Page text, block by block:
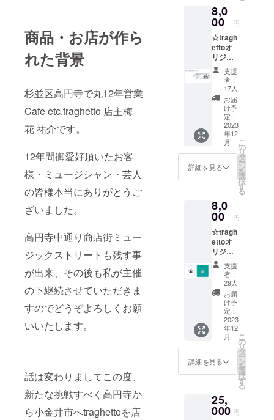
商品・お店が作ら
れた背景
杉並区高円寺で丸12年営業
Cafe etc.traghetto 店主梅
花 祐介です。
12年間御愛好頂いたお客
様・ミュージシャン・芸人
の皆様本当にありがとうご
ざいました。
高円寺中通り商店街ミュー
ジックストリートも残す事
が出来、その後も私が主催
の下継続させていただきま
すのでどうぞよろしくお願
いいたします。
話は変わりましてこの度、
新たな挑戦すべく高円寺か
ら小金井市へtraghettoを店
・収録
曲数約
20曲 ・
収録時
間120
分
「参加
ミュー
ジシャ
ンは随
時本文
にて更
新いた
しま
す」
8,0
00 円
☆tragh
ettoオ
リジナ
ルスピ
ナー栓
抜き
8000円
サイ
ズ：
8.1cm x
2.6cm
支援
者：
17人
お届
け予
定：
2023
年12
月
詳細を見る
こ
の
リ
タ
ー
ン
を
選
択
す
る
8,0
00 円
☆tragh
ettoオ
リジナ
ルロッ
クグラ
ス
8000円
サイズ
80mm×
74mm×
φ74（2
35ml）
支援
者：
29人
お届
け予
定：
2023
年12
月
詳細を見る
こ
の
リ
タ
ー
ン
を
選
択
す
る
25,
000 円